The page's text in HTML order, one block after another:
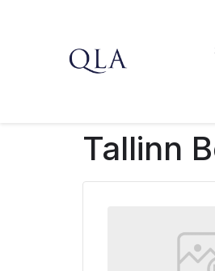
Tallinn